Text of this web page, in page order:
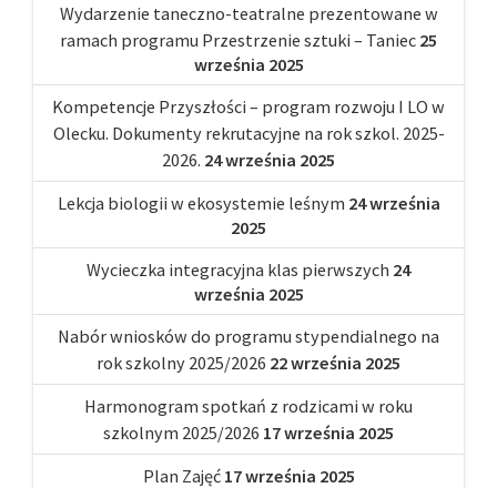
Wydarzenie taneczno-teatralne prezentowane w
ramach programu Przestrzenie sztuki – Taniec 25
września 2025
Kompetencje Przyszłości – program rozwoju I LO w
Olecku. Dokumenty rekrutacyjne na rok szkol. 2025-
2026. 24 września 2025
Lekcja biologii w ekosystemie leśnym 24 września
2025
Wycieczka integracyjna klas pierwszych 24
września 2025
Nabór wniosków do programu stypendialnego na
rok szkolny 2025/2026 22 września 2025
Harmonogram spotkań z rodzicami w roku
szkolnym 2025/2026 17 września 2025
Plan Zajęć 17 września 2025